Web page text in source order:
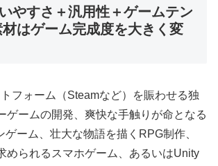
やすさ＋汎用性＋ゲームテン
はゲーム完成度を大きく変
フォーム（Steamなど）を賑わせる独
ゲームの開発、爽快な手触りが命となる
ゲーム、壮大な物語を描くRPG制作、
められるスマホゲーム、あるいはUnity